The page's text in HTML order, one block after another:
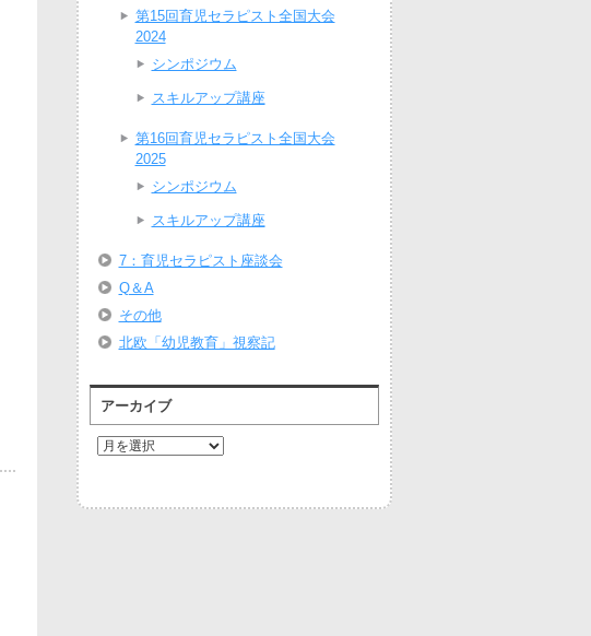
第15回育児セラピスト全国大会
2024
シンポジウム
スキルアップ講座
第16回育児セラピスト全国大会
2025
シンポジウム
スキルアップ講座
7：育児セラピスト座談会
Q＆A
その他
北欧「幼児教育」視察記
アーカイブ
ア
イ